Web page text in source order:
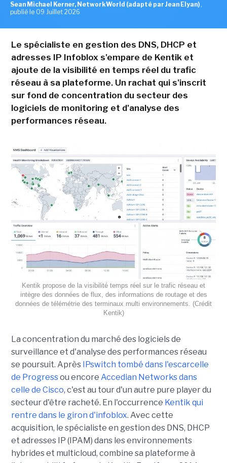
Sean Michael Kerner, NetworkWorld (adapté par Jean Elyan) ,
publié le 09 Juillet 2026
Le spécialiste en gestion des DNS, DHCP et
adresses IP Infoblox s'empare de Kentik et
ajoute de la visibilité en temps réel du trafic
réseau à sa plateforme. Un rachat qui s'inscrit
sur fond de concentration du secteur des
logiciels de monitoring et d'analyse des
performances réseau.
Kentik propose de la visibilité temps réel sur le trafic réseau et
intègre des données de flux, des informations de routage et des
données de télémétrie des terminaux multi environnements. (Crédit
Kentik)
La concentration du marché des logiciels de
surveillance et d'analyse des performances réseau
se poursuit. Après IPswitch tombé dans l'escarcelle
de Progressou encore Accedian Networks dans
celle de Cisco, c'est au tour d'un autre pure player du
secteur d'être racheté. En l'occurrence Kentik qui
rentre dans le giron d'infoblox. Avec cette
acquisition, le spécialiste en gestion des DNS, DHCP
et adresses IP (IPAM) dans les environnements
hybrides et multicloud, combine sa plateforme à